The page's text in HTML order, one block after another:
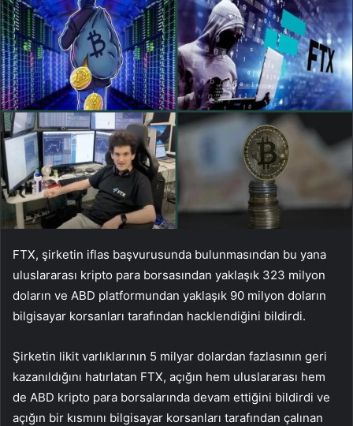
FTX, şirketin iflas başvurusunda bulunmasından bu yana
uluslararası kripto para borsasından yaklaşık 323 milyon
doların ve ABD platformundan yaklaşık 90 milyon doların
bilgisayar korsanları tarafından hacklendiğini bildirdi.
Şirketin likit varlıklarının 5 milyar dolardan fazlasının geri
kazanıldığını hatırlatan FTX, açığın hem uluslararası hem
de ABD kripto para borsalarında devam ettiğini bildirdi ve
açığın bir kısmını bilgisayar korsanları tarafından çalınan